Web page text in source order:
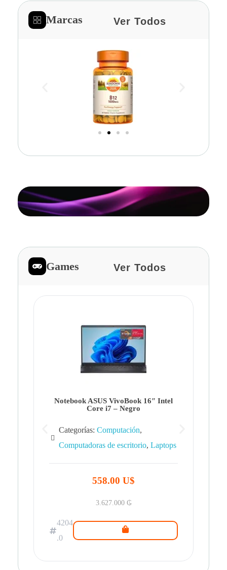
Marcas Ver Todos
Games Ver Todos
Notebook ASUS VivoBook 16″ Intel
Core i7 – Negro
Categorías: Computación,
Computadoras de escritorio, Laptops
558.00 U$
3.627.000 ₲
4204
.0